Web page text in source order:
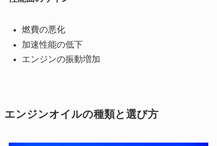
燃費の悪化
加速性能の低下
エンジンの振動増加
エンジンオイルの種類と選び方